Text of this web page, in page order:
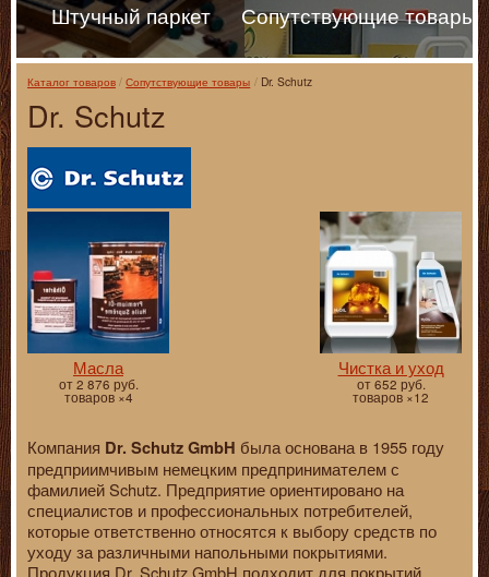
Штучный паркет Сопутствующие товары
Каталог товаров Сопутствующие товары Dr. Schutz
Dr. Schutz
Масла
от 2 876 руб.
товаров ×4
Чистка и уход
от 652 руб.
товаров ×12
Компания Dr. Schutz GmbH была основана в 1955 году
предприимчивым немецким предпринимателем с
фамилией Schutz. Предприятие ориентировано на
специалистов и профессиональных потребителей,
которые ответственно относятся к выбору средств по
уходу за различными напольными покрытиями.
Продукция Dr. Schutz GmbH подходит для покрытий,